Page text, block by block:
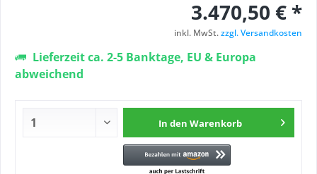
3.470,50 € *
inkl. MwSt.zzgl. Versandkosten
Lieferzeit ca. 2-5 Banktage, EU & Europa
abweichend
In den Warenkorb